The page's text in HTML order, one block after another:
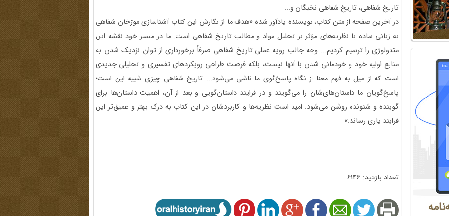
تاریخ شفاهی، تاریخ شفاهی نخبگان و...
در آخرین صفحه از متن کتاب، نویسنده یادآور شده «هدف ما از نگارش این کتاب آشناسازی مورّخان شفاهی
به زبانی ساده با نظریه‌های مؤثر بر تحلیل مواد و مطالب تاریخ شفاهی است. ما در مسیر خود نقشه این
متدولوژی را ترسیم کردیم... وجه جالب رویه عملی تاریخ شفاهی صرفاً برخورداری از توان نزدیک شدن به
منابع اولیه خود و خودمانی شدن با آنها نیست، بلکه فرصت طراحی رویکردهای تفسیری و تحلیلی جدیدی
است که از میل به فهم معنا از نگاه پاسخ‌گوی ما ناشی می‌شود... تاریخ شفاهی چیزی شبیه این است؛
پاسخ‌گویان ما داستان‌های‌شان را می‌گویند و در فرایند داستان‌گویی و بعد از آن، اهمیت داستان‌ها برای
گوینده و شنونده روشن می‌شود. امید است نظریه‌ها و کاربردشان در این کتاب به درک بهتر و عمیق‌تر این
فرایند یاری رساند.»
تعداد بازدید: 6146